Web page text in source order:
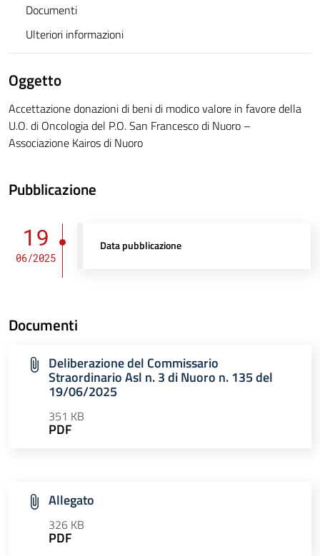
Documenti
Ulteriori informazioni
Oggetto
Accettazione donazioni di beni di modico valore in favore della
U.O. di Oncologia del P.O. San Francesco di Nuoro –
Associazione Kairos di Nuoro
Pubblicazione
19
06/2025
Data pubblicazione
Documenti
Deliberazione del Commissario
Straordinario Asl n. 3 di Nuoro n. 135 del
19/06/2025
351 KB
PDF
Allegato
326 KB
PDF